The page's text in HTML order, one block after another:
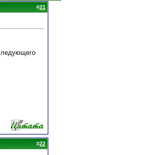
#21
#22